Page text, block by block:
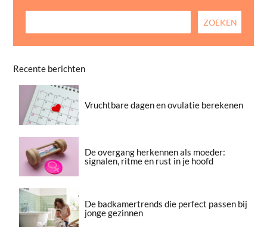
Recente berichten
Vruchtbare dagen en ovulatie berekenen
De overgang herkennen als moeder:
signalen, ritme en rust in je hoofd
De badkamertrends die perfect passen bij
jonge gezinnen